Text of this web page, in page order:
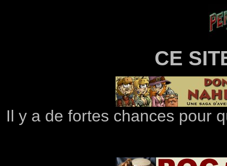
CE
Il y a de fortes chances pour